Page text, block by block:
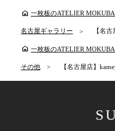
home 一枚板のATELIER
名古屋ギャラリー 【名
home 一枚板のATELIER
その他 【名古屋店】